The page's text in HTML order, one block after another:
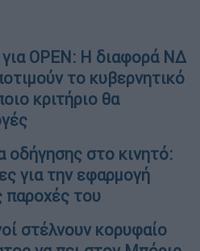
OPEN: Η διαφορά ΝΔ
το κυβερνητικό
κριτήριο θα
οδήγησης στο κινητό:
για την εφαρμογή
παροχές του
στέλνουν κορυφαίο